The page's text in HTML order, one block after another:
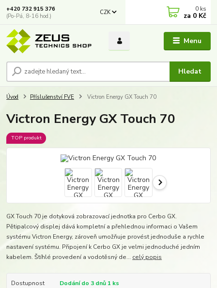
Menu
CZK
Hledat
+420 732 915 376
(Po-Pá, 8-16 hod.)
0 ks
za 0 Kč
Úvod Příslušenství FVE Victron Energy GX Touch 70
Victron Energy GX Touch 70
TOP produkt
GX Touch 70 je dotyková zobrazovací jednotka pro Cerbo GX.
Pětipalcový displej dává kompletní a přehlednou informaci o Vašem
systému Victron Energy, zároveň umožňuje provést jednoduše a rychle
nastavení systému. Připojení k Cerbo GX je velmi jednoduché jedním
kabelem. Štíhlé provedení a vodotěsný de... celý popis
Dostupnost Dodání do 3 dnů 1 ks